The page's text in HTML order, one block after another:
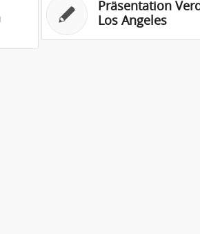
Präsentation
Los Angeles